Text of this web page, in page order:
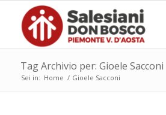
Tag Archivio per: Gioele Sacconi
Sei in: Home / Gioele Sacconi